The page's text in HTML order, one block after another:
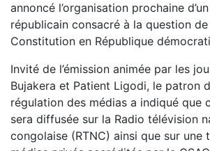
annoncé l’organisation prochaine
républicain consacré à la question
Constitution en République
Invité de l’émission animée par les
Bujakera et Patient Ligodi, le patron
régulation des médias a indiqué que
sera diffusée sur la Radio télévision
congolaise (RTNC) ainsi que sur une